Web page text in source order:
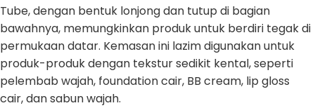
Tube, dengan bentuk lonjong dan tutup di bagian
bawahnya, memungkinkan produk untuk berdiri tegak di
permukaan datar. Kemasan ini lazim digunakan untuk
produk-produk dengan tekstur sedikit kental, seperti
pelembab wajah, foundation cair, BB cream, lip gloss
cair, dan sabun wajah.